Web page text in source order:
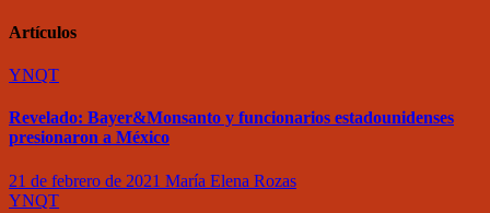
Artículos
YNQT
Revelado: Bayer&Monsanto y funcionarios estadounidenses
presionaron a México
21 de febrero de 2021 María Elena Rozas
YNQT